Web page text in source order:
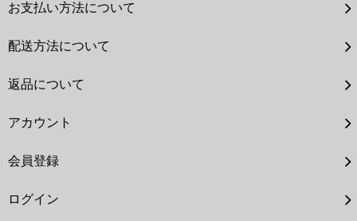
お支払い方法について
配送方法について
返品について
アカウント
会員登録
ログイン